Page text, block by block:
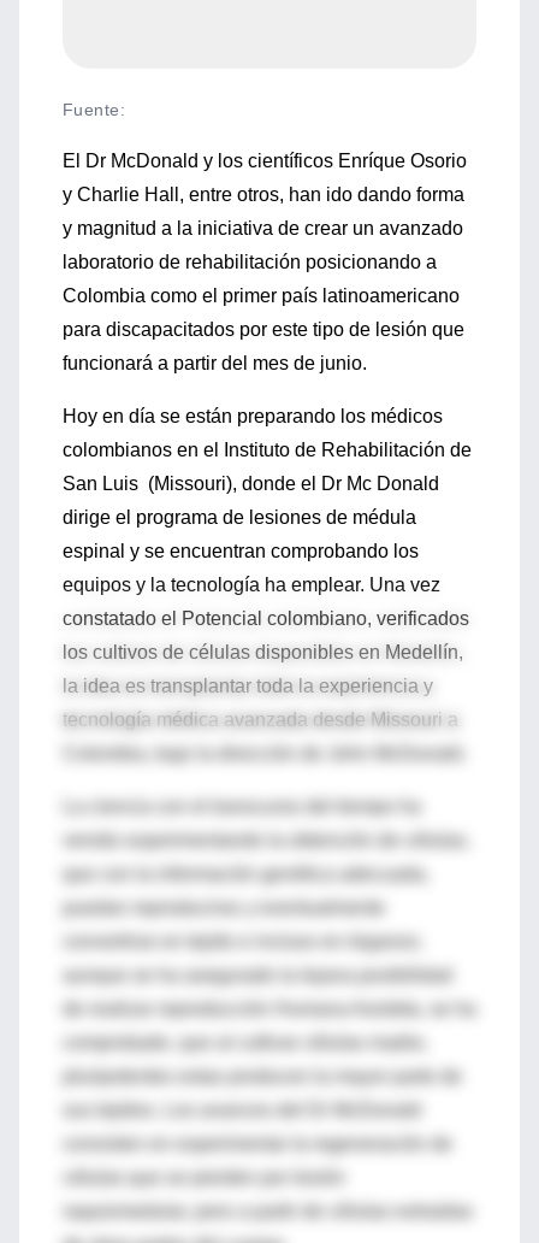
Fuente:
El Dr McDonald y los científicos Enríque Osorio
y Charlie Hall, entre otros, han ido dando forma
y magnitud a la iniciativa de crear un avanzado
laboratorio de rehabilitación posicionando a
Colombia como el primer país latinoamericano
para discapacitados por este tipo de lesión que
funcionará a partir del mes de junio.
Hoy en día se están preparando los médicos
colombianos en el Instituto de Rehabilitación de
San Luis (Missouri), donde el Dr Mc Donald
dirige el programa de lesiones de médula
espinal y se encuentran comprobando los
equipos y la tecnología ha emplear. Una vez
constatado el Potencial colombiano, verificados
los cultivos de células disponibles en Medellín,
la idea es transplantar toda la experiencia y
tecnología médica avanzada desde Missouri a
La ciencia con el transcurso del tiempo ha
que con la información genética adecuada,
convertirse en tejido e incluso en órganos;
aunque se ha asegurado la lejana posibilidad
pluripotentes estas producen la mayor parte de
consisten en experimentar la regeneración de
raquiomedular, pero a partir de células extraidas